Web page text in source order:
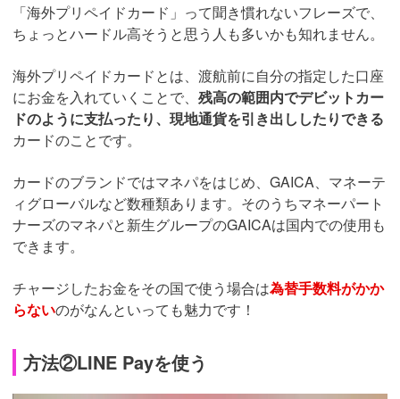
「海外プリペイドカード」って聞き慣れないフレーズで、
ちょっとハードル高そうと思う人も多いかも知れません。
海外プリペイドカードとは、渡航前に自分の指定した口座
にお金を入れていくことで、 残高の範囲内でデビットカー
ドのように支払ったり、現地通貨を引き出ししたりできる
カードのことです。
カードのブランドではマネパをはじめ、GAICA、マネーテ
ィグローバルなど数種類あります。そのうちマネーパート
ナーズのマネパと新生グループのGAICAは国内での使用も
できます。
チャージしたお金をその国で使う場合は為替手数料がかか
らないのがなんといっても魅力です！
方法②LINE Payを使う